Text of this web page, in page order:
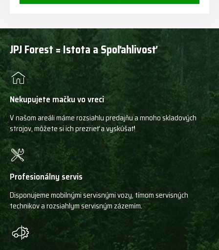
JPJ Forest = Istota a Spoľahlivosť
Nekupujete mačku vo vreci
V našom areáli máme rozsiahlu predajňu a mnoho skladových
strojov, môžete si ich prezrieť a vyskúšať!
Profesionálny servis
Disponujeme mobilnými servisnými vozy, tímom servisných
technikov a rozsiahlym servisným zázemím.